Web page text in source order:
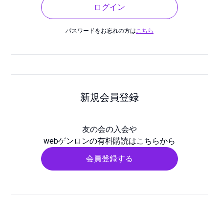
ログイン
パスワードをお忘れの方はこちら
新規会員登録
友の会の入会や
webゲンロンの有料購読はこちらから
会員登録する